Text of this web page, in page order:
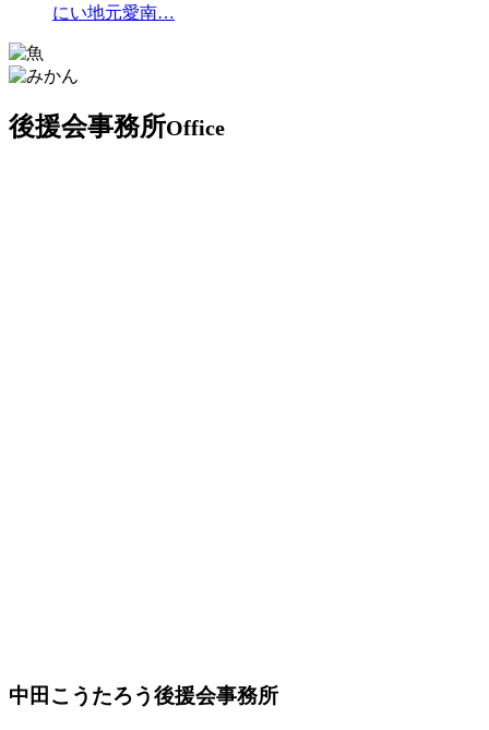
にい地元愛南…
後援会事務所Office
中田こうたろう後援会事務所